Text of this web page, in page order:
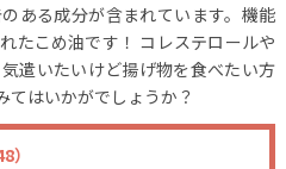
ある成分が含まれています。機能
たこめ油です！ コレステロールや
遣いたいけど揚げ物を食べたい方
てはいかがでしょうか？
）